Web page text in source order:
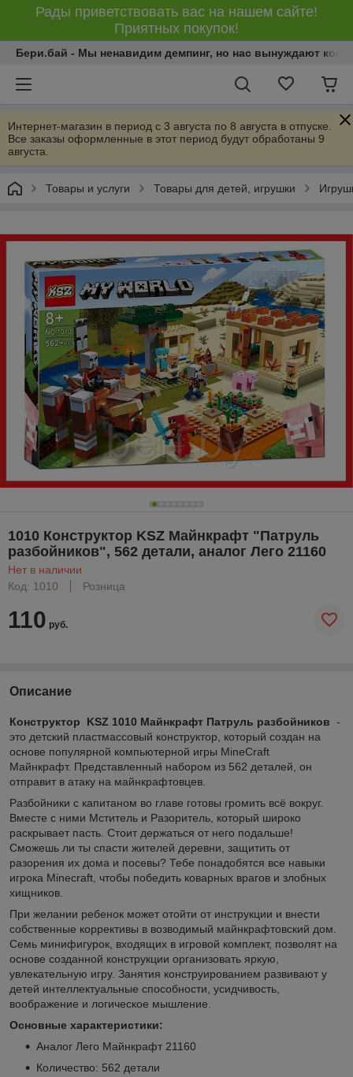
Рады приветствовать вас на нашем сайте!
Приятных покупок!
Бери.бай - Мы ненавидим демпинг, но нас вынуждают
Интернет-магазин в период с 3 августа по 8 августа в отпуске.
Все заказы оформленные в этот период будут обработаны 9
августа.
Товары и услуги Товары для детей, игрушки
1010 Конструктор KSZ Майнкрафт "Патруль
разбойников", 562 детали, аналог Лего 21160
Нет в наличии
Код: 1010
Розница
110 руб.
Описание
Конструктор KSZ 1010 Майнкрафт Патруль разбойников -
это детский пластмассовый конструктор, который создан на
основе популярной компьютерной игры MineCraft
Майнкрафт. Представленный набором из 562 деталей, он
отправит в атаку на майнкрафтовцев.
Разбойники с капитаном во главе готовы громить всё вокруг.
Вместе с ними Мститель и Разоритель, который широко
раскрывает пасть. Стоит держаться от него подальше!
Сможешь ли ты спасти жителей деревни, защитить от
разорения их дома и посевы? Тебе понадобятся все навыки
игрока Minecraft, чтобы победить коварных врагов и злобных
хищников.
При желании ребенок может отойти от инструкции и внести
собственные коррективы в возводимый майнкрафтовский дом.
Семь минифигурок, входящих в игровой комплект, позволят на
основе созданной конструкции организовать яркую,
увлекательную игру. Занятия конструированием развивают у
детей интеллектуальные способности, усидчивость,
воображение и логическое мышление.
Основные характеристики:
Аналог Лего Майнкрафт 21160
Количество: 562 детали